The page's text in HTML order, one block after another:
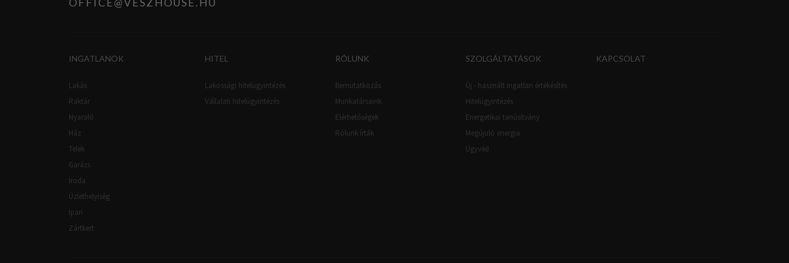
INGATLANOK
Lakás
Raktár
Nyaraló
Ház
Telek
Garázs
Iroda
Üzlethelyiség
Ipari
Zártkert
HITEL
Lakossági hitelügyintézés
Vállalati hitelügyintézés
RÓLUNK
Bemutatkozás
Munkatársaink
Elérhetőségek
Rólunk írták
SZOLGÁLTATÁSOK
Új - használt ingatlan értékésítés
Hitelügyintézés
Energetikai tanúsítvány
Megújuló energia
Ügyvéd
KAPCSOLAT